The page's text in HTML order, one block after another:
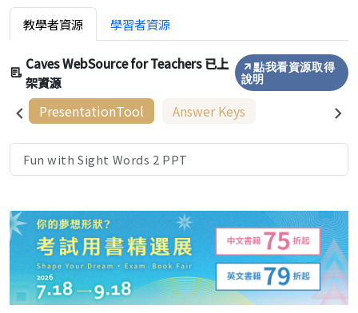
教學者資源 學習者資源
Caves WebSource for Teachers 已上
架資源
點我看資源取得
說明
PresentationTool Answer Keys
Fun with Sight Words 2 PPT